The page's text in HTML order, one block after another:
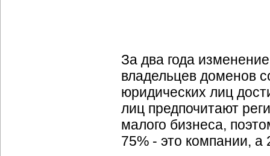
За два года
владельцев доменов
юридических лиц
лиц предпочитают
малого бизнеса,
75% - это компании,